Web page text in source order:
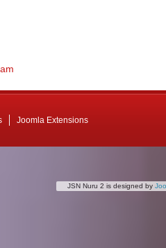
Joomla Extensions
JSN Nuru 2 is designed by